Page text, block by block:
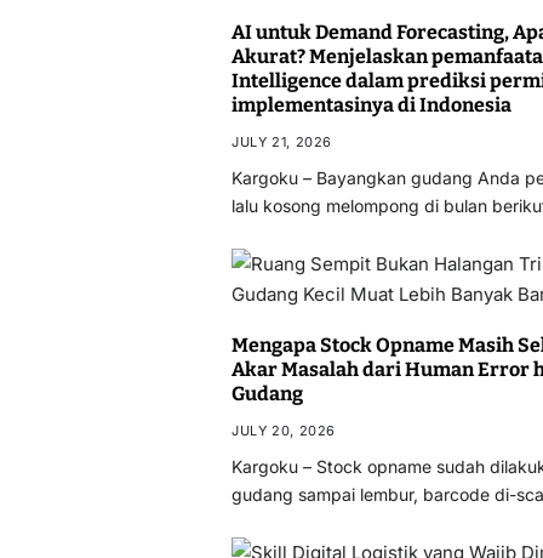
AI untuk Demand Forecasting,
Akurat? Menjelaskan
Intelligence dalam prediksi
implementasinya di Indonesia
JULY 21, 2026
Kargoku – Bayangkan gudang Anda
lalu kosong melompong di bulan
Mengapa Stock Opname Masih
Akar Masalah dari Human Error
Gudang
JULY 20, 2026
Kargoku – Stock opname sudah
gudang sampai lembur, barcode di-